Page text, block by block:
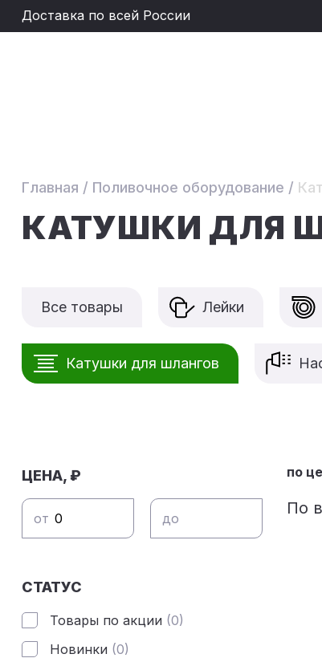
Доставка по всей России
Главная / Поливочное оборудование /
КАТУШКИ ДЛЯ
Все товары Лейки
Катушки для шлангов
ЦЕНА, ₽
СТАТУС
Товары по акции (0)
Новинки (0)
по
По